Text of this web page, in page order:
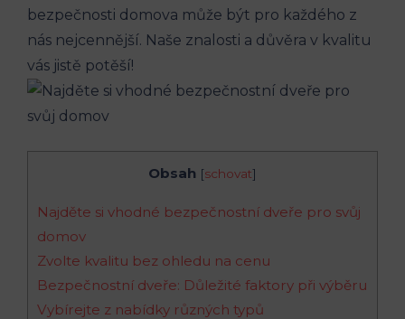
bezpečnosti domova může být pro každého z
nás nejcennější. Naše znalosti a důvěra v kvalitu
vás jistě potěší!
Obsah [schovat]
Najděte si vhodné bezpečnostní dveře pro svůj
domov
Zvolte kvalitu bez ohledu na cenu
Bezpečnostní dveře: Důležité faktory při výběru
Vybírejte z nabídky různých typů